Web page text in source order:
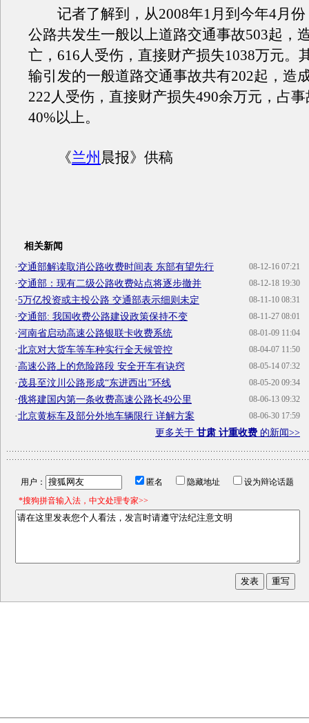
记者了解到，从2008年1月到今年4月份
公路共发生一般以上道路交通事故503起，
亡，616人受伤，直接财产损失1038万元。
输引发的一般道路交通事故共有202起，造
222人受伤，直接财产损失490余万元，占事
40%以上。
《兰州 晨报》供稿
相关新闻
08-12-16 07:21
·交通部解读取消公路收费时间表 东部有望先行
08-12-18 19:30
·交通部：现有二级公路收费站点将逐步撤并
08-11-10 08:31
·5万亿投资或主投公路 交通部表示细则未定
08-11-27 08:01
·交通部: 我国收费公路建设政策保持不变
08-01-09 11:04
·河南省启动高速公路银联卡收费系统
08-04-07 11:50
·北京对大货车等车种实行全天候管控
08-05-14 07:32
·高速公路上的危险路段 安全开车有诀窍
08-05-20 09:34
·茂县至汶川公路形成“东进西出”环线
08-06-13 09:32
·俄将建国内第一条收费高速公路长49公里
08-06-30 17:59
·北京黄标车及部分外地车辆限行 详解方案
更多关于 甘肃 计重收费 的新闻>>
用户： 匿名 隐藏地址
设为辩论话题
*搜狗拼音输入法，中文处理专家>>